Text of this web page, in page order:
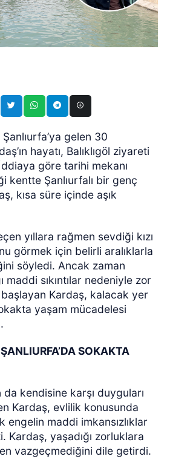
Şanlıurfa’ya gelen 30
hayatı, Balıklıgöl ziyareti
göre tarihi mekanı
kentte Şanlıurfalı bir genç
kısa süre içinde aşık
yıllara rağmen sevdiği kızı
görmek için belirli aralıklarla
söyledi. Ancak zaman
maddi sıkıntılar nedeniyle zor
Kardaş, kalacak yer
yaşam mücadelesi
SOKAKTA
da kendisine karşı duyguları
Kardaş, evlilik konusunda
engelin maddi imkansızlıklar
Kardaş, yaşadığı zorluklara
vazgeçmediğini dile getirdi.